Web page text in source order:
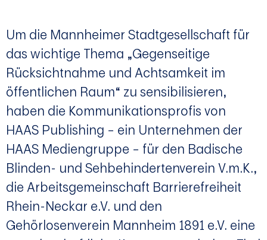
Um die Mannheimer Stadtgesellschaft für
das wichtige Thema „Gegenseitige
Rücksichtnahme und Achtsamkeit im
öffentlichen Raum“ zu sensibilisieren,
haben die Kommunikationsprofis von
HAAS Publishing – ein Unternehmen der
HAAS Mediengruppe – für den Badische
Blinden- und Sehbehindertenverein V.m.K.,
die Arbeitsgemeinschaft Barrierefreiheit
Rhein-Neckar e.V. und den
Gehörlosenverein Mannheim 1891 e.V. eine